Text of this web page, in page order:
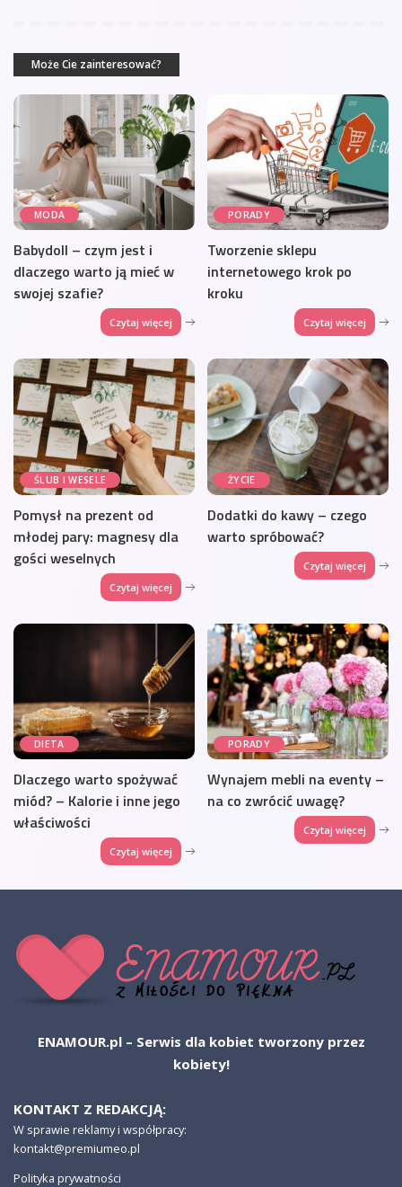
Może Cie zainteresować?
MODA
Babydoll – czym jest i
dlaczego warto ją mieć w
swojej szafie?
Czytaj więcej
PORADY
Tworzenie sklepu
internetowego krok po
kroku
Czytaj więcej
ŚLUB I WESELE
Pomysł na prezent od
młodej pary: magnesy dla
gości weselnych
Czytaj więcej
ŻYCIE
Dodatki do kawy – czego
warto spróbować?
Czytaj więcej
DIETA
Dlaczego warto spożywać
miód? – Kalorie i inne jego
właściwości
Czytaj więcej
PORADY
Wynajem mebli na eventy –
na co zwrócić uwagę?
Czytaj więcej
ENAMOUR.pl – Serwis dla kobiet tworzony przez
kobiety!
KONTAKT Z REDAKCJĄ:
W sprawie reklamy i współpracy:
kontakt@premiumeo.pl
Polityka prywatności